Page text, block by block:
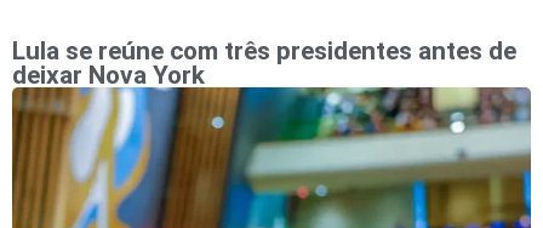
Lula se reúne com três presidentes antes de
deixar Nova York